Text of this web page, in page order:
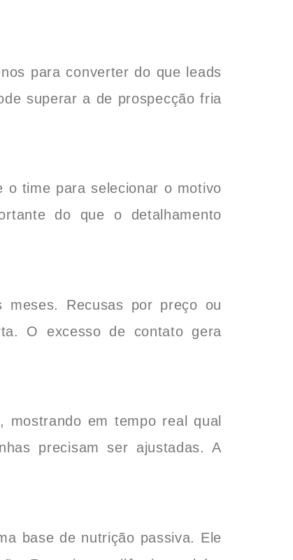
para converter do que leads
superar a de prospecção fria
o time para selecionar o motivo
do que o detalhamento
Recusas por preço ou
O excesso de contato gera
mostrando em tempo real qual
precisam ser ajustadas. A
base de nutrição passiva. Ele